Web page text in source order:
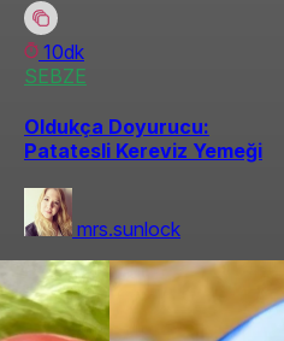
10dk
SEBZE
Oldukça Doyurucu:
Patatesli Kereviz Yemeği
mrs.sunlock